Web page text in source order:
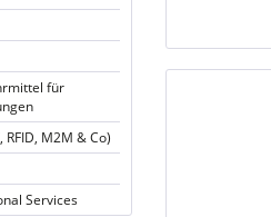
für
RFID, M2M & Co)
Services